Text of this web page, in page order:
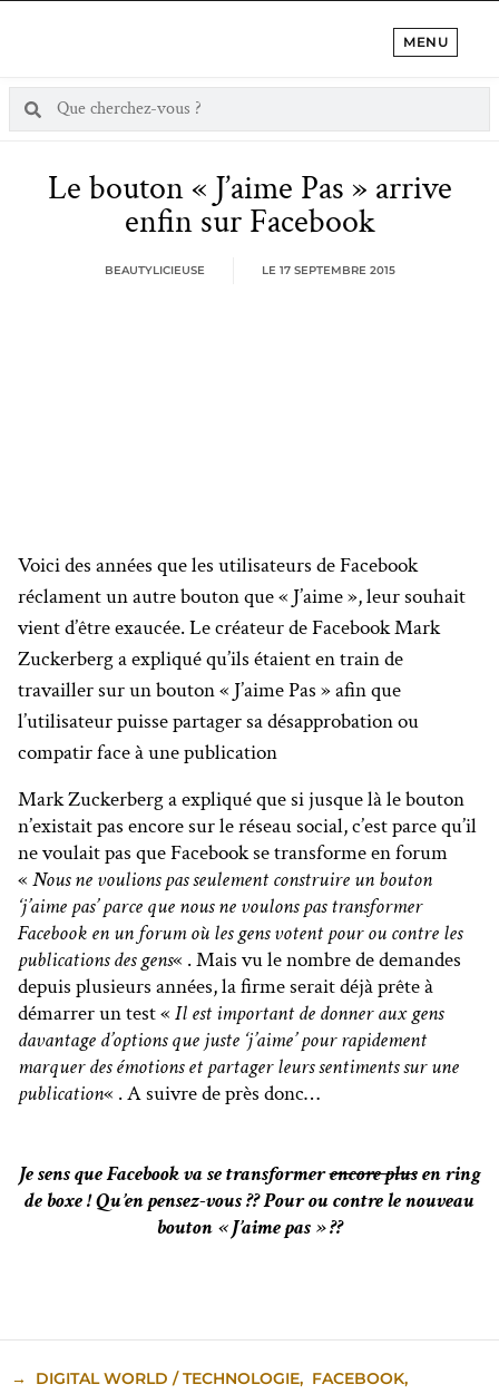
MENU
Le bouton « J’aime Pas » arrive
enfin sur Facebook
BEAUTYLICIEUSE LE 17 SEPTEMBRE 2015
Voici des années que les utilisateurs de Facebook
réclament un autre bouton que « J’aime », leur souhait
vient d’être exaucée. Le créateur de Facebook Mark
Zuckerberg a expliqué qu’ils étaient en train de
travailler sur un bouton « J’aime Pas » afin que
l’utilisateur puisse partager sa désapprobation ou
compatir face à une publication
Mark Zuckerberg a expliqué que si jusque là le bouton
n’existait pas encore sur le réseau social, c’est parce qu’il
ne voulait pas que Facebook se transforme en forum
«Nous ne voulions pas seulement construire un bouton
‘j’aime pas’ parce que nous ne voulons pas transformer
Facebook en un forum où les gens votent pour ou contre les
publications des gens« . Mais vu le nombre de demandes
depuis plusieurs années, la firme serait déjà prête à
démarrer un test «Il est important de donner aux gens
davantage d’options que juste ‘j’aime’ pour rapidement
marquer des émotions et partager leurs sentiments sur une
publication« . A suivre de près donc…
Je sens que Facebook va se transformerencore plusen ring
de boxe ! Qu’en pensez-vous ?? Pour ou contre le nouveau
bouton « J’aime pas » ??
→ DIGITAL WORLD / TECHNOLOGIE, FACEBOOK,